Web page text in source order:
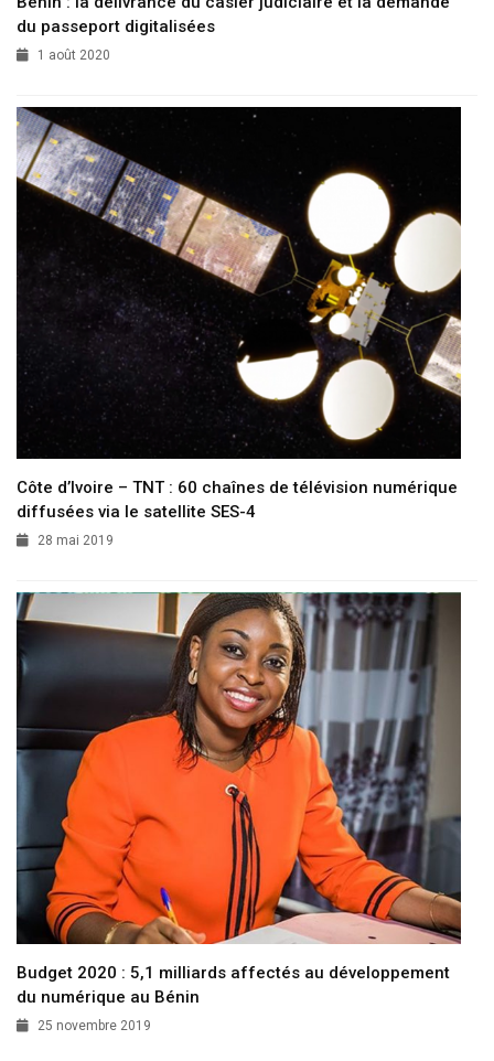
du passeport digitalisées
1 août 2020
Côte d’Ivoire – TNT : 60 chaînes de télévision numérique
diffusées via le satellite SES-4
28 mai 2019
Budget 2020 : 5,1 milliards affectés au développement
du numérique au Bénin
25 novembre 2019